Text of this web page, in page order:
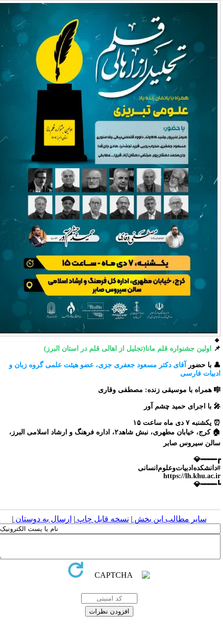
اولین جشنواره قلم مانا(تجلیل از اهالی قلم در استان البرز)
با حضورآقای دکتر مسعود جعفری جزی، عضو هیئت علمی گروه زبان و
فارسی
همراه با موسیقی زنده: مصطفی وقاری
با اجرای حمید چشم آور
۷ دی ماه ساعت ۱۵
🏠 کرج، خیابان مطهری، نبش شاهد۲، اداره فرهنگ و ارشاد اسلامی البرز،
سیروس صابر
https://
سایر مطالب این بخش | نسخه قابل چاپ| ارسال به دوستان|